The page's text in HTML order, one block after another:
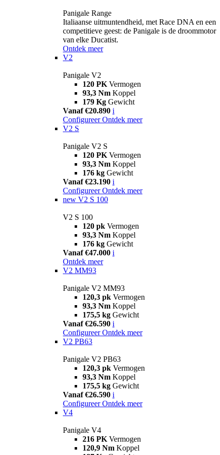
Panigale Range
Italiaanse uitmuntendheid, met Race DNA en een
competitieve geest: de Panigale is de droommotor
van elke Ducatist.
Ontdek meer
V2
Panigale V2
120 PK Vermogen
93,3 Nm Koppel
179 Kg Gewicht
Vanaf €20.890 i
Configureer Ontdek meer
V2 S
Panigale V2 S
120 PK Vermogen
93,3 Nm Koppel
176 kg Gewicht
Vanaf €23.190 i
Configureer Ontdek meer
new V2 S 100
V2 S 100
120 pk Vermogen
93,3 Nm Koppel
176 kg Gewicht
Vanaf €47.000 i
Ontdek meer
V2 MM93
Panigale V2 MM93
120,3 pk Vermogen
93,3 Nm Koppel
175,5 kg Gewicht
Vanaf €26.590 i
Configureer Ontdek meer
V2 PB63
Panigale V2 PB63
120,3 pk Vermogen
93,3 Nm Koppel
175,5 kg Gewicht
Vanaf €26.590 i
Configureer Ontdek meer
V4
Panigale V4
216 PK Vermogen
120,9 Nm Koppel